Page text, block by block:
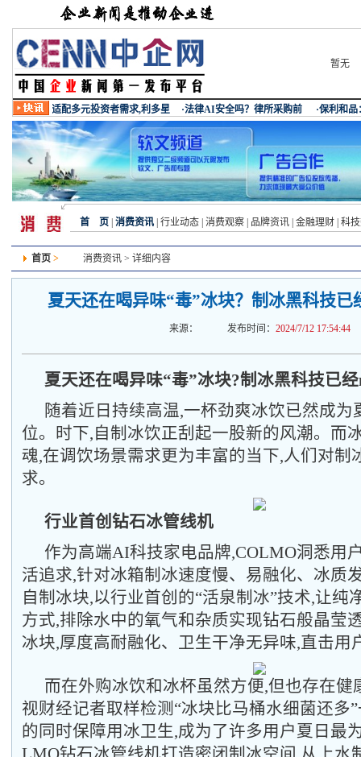
暂无
首 页 消费资讯 行业动态 消费观察 品牌资讯 金融理财 科
首页 > 消费资讯 > 详细内容
夏天还在喝异味“毒”冰块？制冰黑科技已
来源： 发布时间： 2024/7/12 17:54:44
夏天还在喝异味“毒”冰块?制冰黑科技已
随着近日持续高温,一杯劲爽冰饮已然成为
位。时下,自制冰饮正刮起一股新的风潮。而
魂,在调饮场景需求更为丰富的当下,人们对制
求。
行业首创钻石冰管线机
作为高端AI科技家电品牌,COLMO洞悉用
活追求,针对冰箱制冰速度慢、易融化、冰质
自制冰块,以行业首创的“活泉制冰”技术,让纯
方式,排除水中的氧气和杂质实现钻石般晶莹
冰块,厚度高耐融化、卫生干净无异味,直击用
而在外购冰饮和冰杯虽然方便,但也存在健
视财经记者取样检测“冰块比马桶水细菌还多
的同时保障用冰卫生,成为了许多用户夏日最